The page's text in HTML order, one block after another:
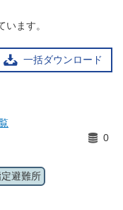
います。
一括ダウンロード
0
避難所